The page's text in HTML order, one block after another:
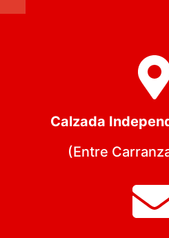
Calzada
(Entre